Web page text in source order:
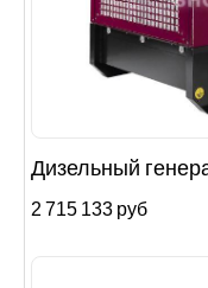
Дизельный
2 715 133 руб